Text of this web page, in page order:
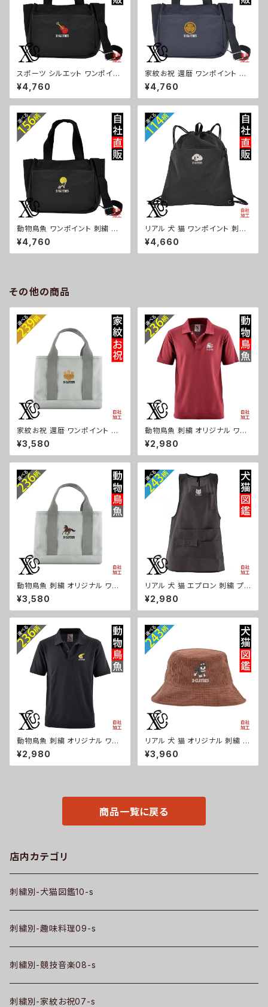
スポーツ シルエット ワンポイン
ト 刺繍トート ショルダーバッグ
カジュアル 軽量 レディース メン
ズ 雑貨 グッズ 自社ブランド 柄
バスケ テニス 和太鼓 大相撲 or
i-a-bg181-b08-s
¥4,760
家紋お祝 還暦 ワンポイント 刺
繍トート ショルダーバッグ カジ
ュアル 軽量 レディース メンズ
雑貨 グッズ 自社ブランド 柄 丸
木瓜 蔦 桐 ロゴ スカル ori-a-b
g181-b07-s
¥4,760
動物鳥魚 ワンポイント 刺繍 ト
ート ショルダーバッグ カジュア
ル 軽量 レディース メンズ 雑貨
グッズ 自社ブランド 柄 馬 豚 魚
¥4,760
リアル 犬 猫 ワンポイント 刺繍
撥水 ナイロン ナップサック メン
ズ 大容量 ジム サブバッグ レデ
ィース 雑貨 グッズ 自社ブランド
¥4,660
その他の商品
家紋お祝 還暦 ワンポイント 刺
繍 オリジナル 仕分け上手 ミニ
トートバッグ レディース 仕切り
便利 トートバック メンズ グレー
の日 プレゼントギフト 丸に 五
瓜 桔梗 巴 藤 羽 菱 唐花 木瓜
蔦 桐 ori-a-bag25-g07-s
¥3,580
動物鳥魚 刺繍 オリジナル ワン
ポイント ポロシャツ リアル 半袖
メンズ 無地 ロゴ おしゃれ ゴル
フ 吸汗速乾 ワイン 父の日 柄
h2-r06-s
¥2,980
動物鳥魚 刺繍 オリジナル ワン
ポイント 仕分け上手 ミニトート
バッグ レディース 仕切り 便利
トートバック メンズ グレー ロゴ
プレゼントギフト 馬 鳥 豚 魚 ori
-a-bag25-g06-s
¥3,580
リアル 犬 猫 エプロン 刺繍 プレ
ゼント ワンポイント ワンピース
レディース 撥水加工 おしゃれ
かわいい 脇ボタン マタニティ ギ
サロン 黒 グッズ 柄 柴犬 チワワ
シーズー シュナウザー パグ X-
CLOTHES 猫図鑑 犬図鑑 ori-
a-tao15-b10-s
¥2,980
動物鳥魚 刺繍 オリジナル ワン
ポイント ポロシャツ リアル 半袖
メンズ 無地 ロゴ おしゃれ ゴル
フ 吸汗速乾 父の日 柄 馬 鳥 豚
¥2,980
リアル 犬 猫 オリジナル 刺繍 ワ
ンポイント コーデュロイ バケッ
トハット メンズ レディース 帽子
自社ブランド ロゴ グッズ 柄 誕
¥3,960
商品一覧に戻る
店内カテゴリ
刺繍別-犬猫図鑑10-s
刺繍別-趣味料理09-s
刺繍別-競技音楽08-s
刺繍別-家紋お祝07-s